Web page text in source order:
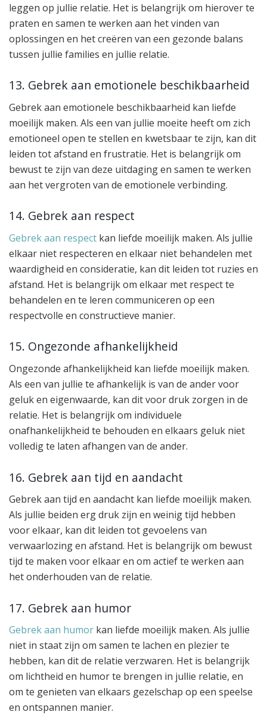
leggen op jullie relatie. Het is belangrijk om hierover te
praten en samen te werken aan het vinden van
oplossingen en het creëren van een gezonde balans
tussen jullie families en jullie relatie.
13. Gebrek aan emotionele beschikbaarheid
Gebrek aan emotionele beschikbaarheid kan liefde
moeilijk maken. Als een van jullie moeite heeft om zich
emotioneel open te stellen en kwetsbaar te zijn, kan dit
leiden tot afstand en frustratie. Het is belangrijk om
bewust te zijn van deze uitdaging en samen te werken
aan het vergroten van de emotionele verbinding.
14. Gebrek aan respect
Gebrek aan respect kan liefde moeilijk maken. Als jullie
elkaar niet respecteren en elkaar niet behandelen met
waardigheid en consideratie, kan dit leiden tot ruzies en
afstand. Het is belangrijk om elkaar met respect te
behandelen en te leren communiceren op een
respectvolle en constructieve manier.
15. Ongezonde afhankelijkheid
Ongezonde afhankelijkheid kan liefde moeilijk maken.
Als een van jullie te afhankelijk is van de ander voor
geluk en eigenwaarde, kan dit voor druk zorgen in de
relatie. Het is belangrijk om individuele
onafhankelijkheid te behouden en elkaars geluk niet
volledig te laten afhangen van de ander.
16. Gebrek aan tijd en aandacht
Gebrek aan tijd en aandacht kan liefde moeilijk maken.
Als jullie beiden erg druk zijn en weinig tijd hebben
voor elkaar, kan dit leiden tot gevoelens van
verwaarlozing en afstand. Het is belangrijk om bewust
tijd te maken voor elkaar en om actief te werken aan
het onderhouden van de relatie.
17. Gebrek aan humor
Gebrek aan humor kan liefde moeilijk maken. Als jullie
niet in staat zijn om samen te lachen en plezier te
hebben, kan dit de relatie verzwaren. Het is belangrijk
om lichtheid en humor te brengen in jullie relatie, en
om te genieten van elkaars gezelschap op een speelse
en ontspannen manier.